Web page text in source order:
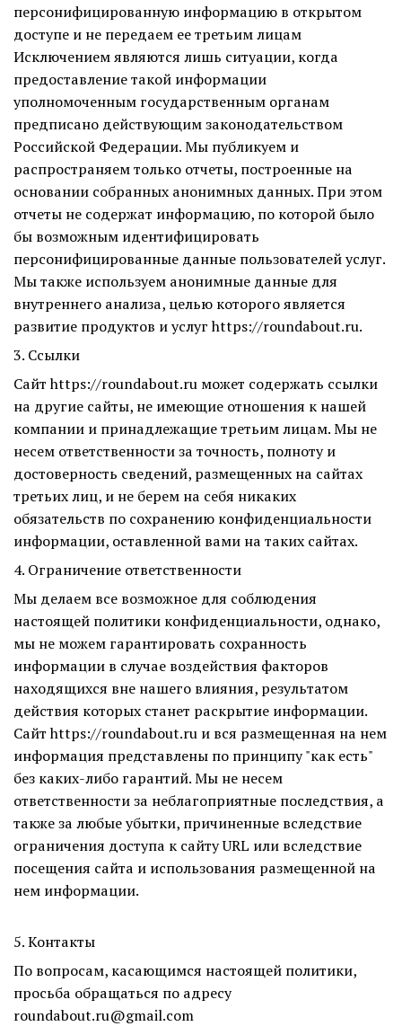
персонифицированную информацию в открытом
доступе и не передаем ее третьим лицам
Исключением являются лишь ситуации, когда
предоставление такой информации
уполномоченным государственным органам
предписано действующим законодательством
Российской Федерации. Мы публикуем и
распространяем только отчеты, построенные на
основании собранных анонимных данных. При этом
отчеты не содержат информацию, по которой было
бы возможным идентифицировать
персонифицированные данные пользователей услуг.
Мы также используем анонимные данные для
внутреннего анализа, целью которого является
развитие продуктов и услуг https://roundabout.ru.
3. Ссылки
Сайт https://roundabout.ru может содержать ссылки
на другие сайты, не имеющие отношения к нашей
компании и принадлежащие третьим лицам. Мы не
несем ответственности за точность, полноту и
достоверность сведений, размещенных на сайтах
третьих лиц, и не берем на себя никаких
обязательств по сохранению конфиденциальности
информации, оставленной вами на таких сайтах.
4. Ограничение ответственности
Мы делаем все возможное для соблюдения
настоящей политики конфиденциальности, однако,
мы не можем гарантировать сохранность
информации в случае воздействия факторов
находящихся вне нашего влияния, результатом
действия которых станет раскрытие информации.
Сайт https://roundabout.ru и вся размещенная на нем
информация представлены по принципу "как есть"
без каких-либо гарантий. Мы не несем
ответственности за неблагоприятные последствия, а
также за любые убытки, причиненные вследствие
ограничения доступа к сайту URL или вследствие
посещения сайта и использования размещенной на
нем информации.
5. Контакты
По вопросам, касающимся настоящей политики,
просьба обращаться по адресу
roundabout.ru@gmail.com